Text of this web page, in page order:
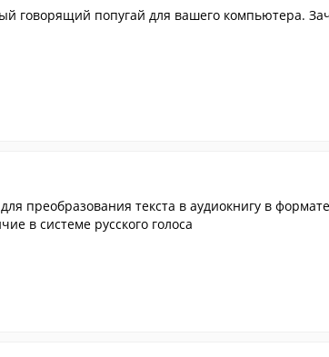
говорящий попугай для вашего компьютера.
преобразования текста в аудиокнигу в
в системе русского голоса